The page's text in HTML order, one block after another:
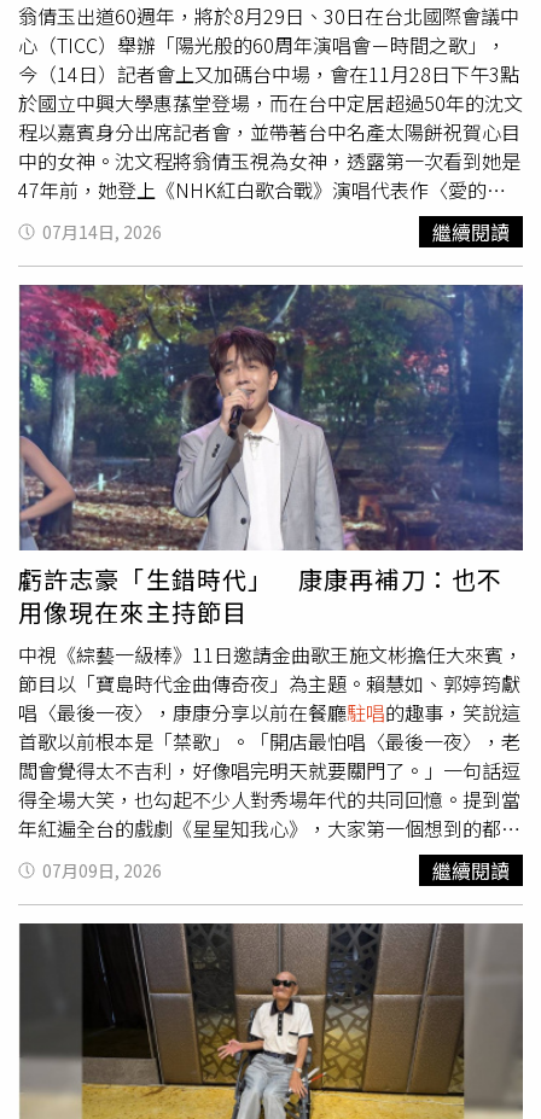
翁倩玉出道60週年，將於8月29日、30日在台北國際會議中
心（TICC）舉辦「陽光般的60周年演唱會－時間之歌」，
今（14日）記者會上又加碼台中場，會在11月28日下午3點
於國立中興大學惠蓀堂登場，而在台中定居超過50年的沈文
程以嘉賓身分出席記者會，並帶著台中名產太陽餅祝賀心目
中的女神。沈文程將翁倩玉視為女神，透露第一次看到她是
47年前，她登上《NHK紅白歌合戰》演唱代表作〈愛的魅
惑〉，如今終於見到本人，沈文程興奮直呼：「我這輩子第
一次跟妳見面，還握到手。」並說當年服役時擔任空軍輪機
士，假日會到西餐廳駐唱，〈愛的魅惑〉就是他的拿手歌
曲，笑說：「幫助我賺錢的一首歌，那時候一定會被點
唱。」他也當場唱了幾句，讓翁倩玉相當驚喜。翁倩玉舉辦
出道60週年演唱會。（圖／大大娛樂提供）76歲的翁倩玉
透露原本今年不打算這麼忙，沒想到《陽光女子合唱團》爆
紅，接著又會在台北、東京、台中開唱，問及體力是否能負
荷？她表示：「不會怕，我都會向自己喊話『我可以』。」
72歲的沈文程也是這樣要求自己，「趁還能動，把最好的一
面呈現給大家。」認為70歲後就像夕陽餘暉、彩霞滿天，正
是能發光發熱回饋大家的時候。翁倩玉也說自己的人生沒有
「退休」這個選項，會把演藝工作做到最後一刻，「唱歌我
不曉得，但演戲可以繼續。」自認「很好笑」的她希望接下
來能挑戰喜劇，並分享與日本喜劇之王志村健合作的往事，
透露對方私下其實很嚴格，「喜劇應該是很認真的，越認真
越好笑。」翁倩玉演唱會台中場門票已於年代售票系統及全
台便利商店開賣。
07月14日, 2026 繼續閱讀
虧許志豪「生錯時代」 康康再補刀：也不
用像現在來主持節目
中視《綜藝一級棒》11日邀請金曲歌王施文彬擔任大來賓，
節目以「寶島時代金曲傳奇夜」為主題。賴慧如、郭婷筠獻
唱〈最後一夜〉，康康分享以前在餐廳駐唱的趣事，笑說這
首歌以前根本是「禁歌」。「開店最怕唱〈最後一夜〉，老
闆會覺得太不吉利，好像唱完明天就要關門了。」一句話逗
得全場大笑，也勾起不少人對秀場年代的共同回憶。提到當
年紅遍全台的戲劇《星星知我心》，大家第一個想到的都是
劇中賺人熱淚的五個孩子，沒想到康康卻突然把話題扯到
《科學小飛俠》，還一本正經地唸出「鐵雄、大雄、珍珍、
阿丁」，超展開的聯想讓大家笑到不行。而許志豪、李子森
深情合唱〈深秋〉，獲得評審一致稱讚，康康更忍不住誇許
志豪：「你真的生錯時代了，如果生在謝雷、孫情、青山那
個年代，一定會更紅。」話才說完，又補上一句：「也不用
像現在還來主持節目。」讓許志豪哭笑不得。金曲歌王施文
彬再登節目。（圖／中視提供）來到「90年代金曲龍虎榜神
曲」單元，許志豪也分享小時候的回憶，因為家裡開唱片
07月09日, 2026 繼續閱讀